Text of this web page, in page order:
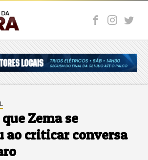
Zema se
ao criticar conversa